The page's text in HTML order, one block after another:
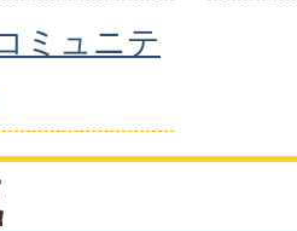
ミュニテ